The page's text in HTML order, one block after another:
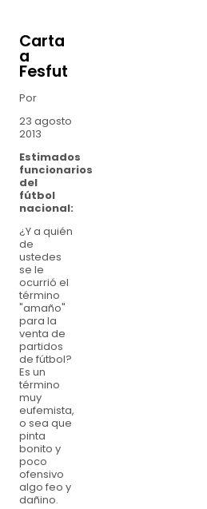
Carta
a
Fesfut
Por
23 agosto
2013
Estimados
funcionarios
del
fútbol
nacional:
¿Y a quién
de
ustedes
se le
ocurrió el
término
"amaño"
para la
venta de
partidos
de fútbol?
Es un
término
muy
eufemista,
o sea que
pinta
bonito y
poco
ofensivo
algo feo y
dañino.